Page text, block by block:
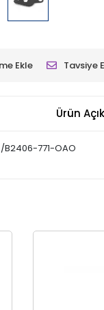
Ekle Tavsiye
Ürün
B2406-771-OAO